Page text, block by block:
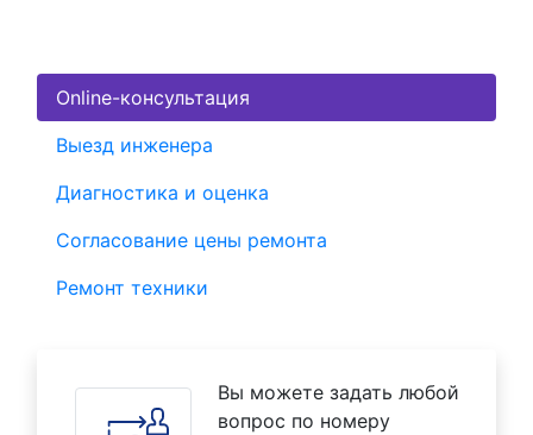
Online-консультация
Выезд инженера
Диагностика и оценка
Согласование цены ремонта
Ремонт техники
Вы можете задать любой
вопрос по номеру